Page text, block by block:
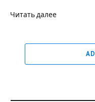
Читать далее